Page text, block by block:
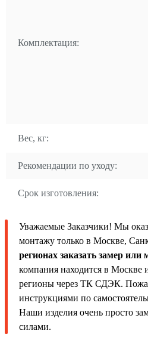
Комплектация:
Вес, кг:
Рекомендации по уходу:
Срок изготовления:
Уважаемые Заказчики! Мы
монтажу только в Москве,
регионах заказать замер
компания находится в Москве
регионы через ТК СДЭК.
инструкциями по
Наши изделия очень просто
силами.